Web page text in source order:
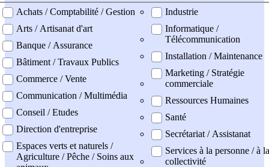
professionel
Achats / Comptabilité / Gestion
Arts / Artisanat d'art
Banque / Assurance
Bâtiment / Travaux Publics
Commerce / Vente
Communication / Multimédia
Conseil / Etudes
Direction d'entreprise
Espaces verts et naturels /
Agriculture / Pêche / Soins aux
Industrie
Informatique /
Télécommunication
Installation / Maintenance
Marketing / Stratégie
commerciale
Ressources Humaines
Santé
Secrétariat / Assistanat
Services à la personne / à la
collectivité